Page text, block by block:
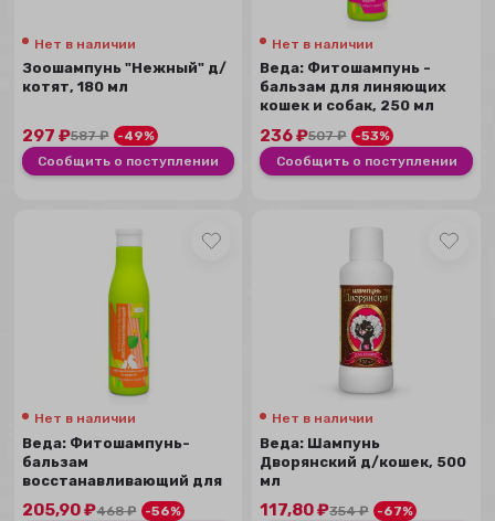
Нет в наличии
Зоошампунь "Нежный" д/
котят, 180 мл
297₽587₽
-49%
Сообщить о поступлении
Нет в наличии
Веда: Фитошампунь -
бальзам для линяющих
кошек и собак, 250 мл
236₽507₽
-53%
Сообщить о поступлении
Нет в наличии
Веда: Фитошампунь-
бальзам
восстанавливающий для
кошек и собак, 250 мл
205,90₽468₽
-56%
Нет в наличии
Веда: Шампунь
Дворянский д/кошек, 500
мл
117,80₽354₽
-67%